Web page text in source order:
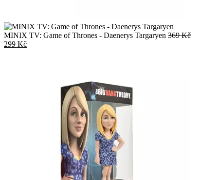
MINIX TV: Game of Thrones - Daenerys Targaryen 369KčPůvodní
299 KčAktuální